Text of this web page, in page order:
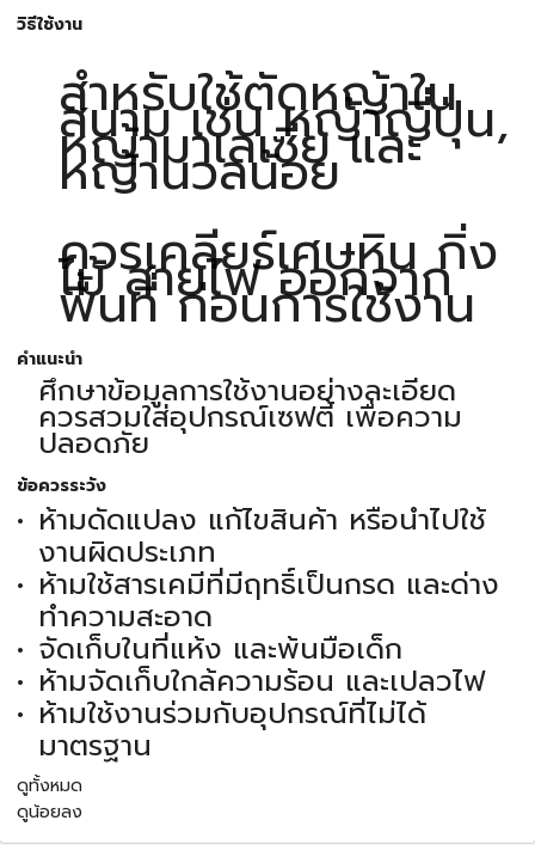
วิธีใช้งาน
สำหรับใช้ตัดหญ้าใน
สนาม เช่น หญ้าญี่ปุ่น,
หญ้ามาเลเซีย และ
หญ้านวลน้อย
ควรเคลียร์เศษหิน กิ่ง
ไม้ สายไฟ ออกจาก
พื้นที่ ก่อนการใช้งาน
คำแนะนำ
ศึกษาข้อมูลการใช้งานอย่างละเอียด
ควรสวมใส่อุปกรณ์เซฟตี้ เพื่อความ
ปลอดภัย
ข้อควรระวัง
ห้ามดัดแปลง แก้ไขสินค้า หรือนำไปใช้
งานผิดประเภท
ห้ามใช้สารเคมีที่มีฤทธิ์เป็นกรด และด่าง
ทำความสะอาด
จัดเก็บในที่แห้ง และพ้นมือเด็ก
ห้ามจัดเก็บใกล้ความร้อน และเปลวไฟ
ห้ามใช้งานร่วมกับอุปกรณ์ที่ไม่ได้
มาตรฐาน
ดูทั้งหมด
ดูน้อยลง